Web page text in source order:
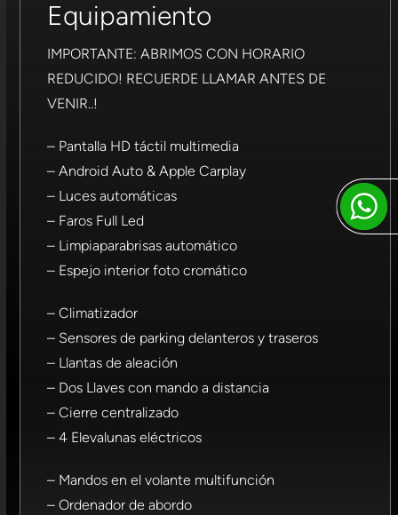
Equipamiento
IMPORTANTE: ABRIMOS CON HORARIO
REDUCIDO! RECUERDE LLAMAR ANTES DE
VENIR..!
– Pantalla HD táctil multimedia
– Android Auto & Apple Carplay
– Luces automáticas
– Faros Full Led
– Limpiaparabrisas automático
– Espejo interior foto cromático
– Climatizador
– Sensores de parking delanteros y traseros
– Llantas de aleación
– Dos Llaves con mando a distancia
– Cierre centralizado
– 4 Elevalunas eléctricos
– Mandos en el volante multifunción
– Ordenador de abordo